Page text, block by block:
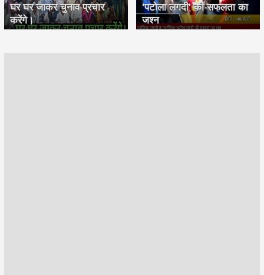
घर घर जाकर चुनाव प्रचार
करेंगे।
'पटोला लगदी' की सफलता का
जश्न